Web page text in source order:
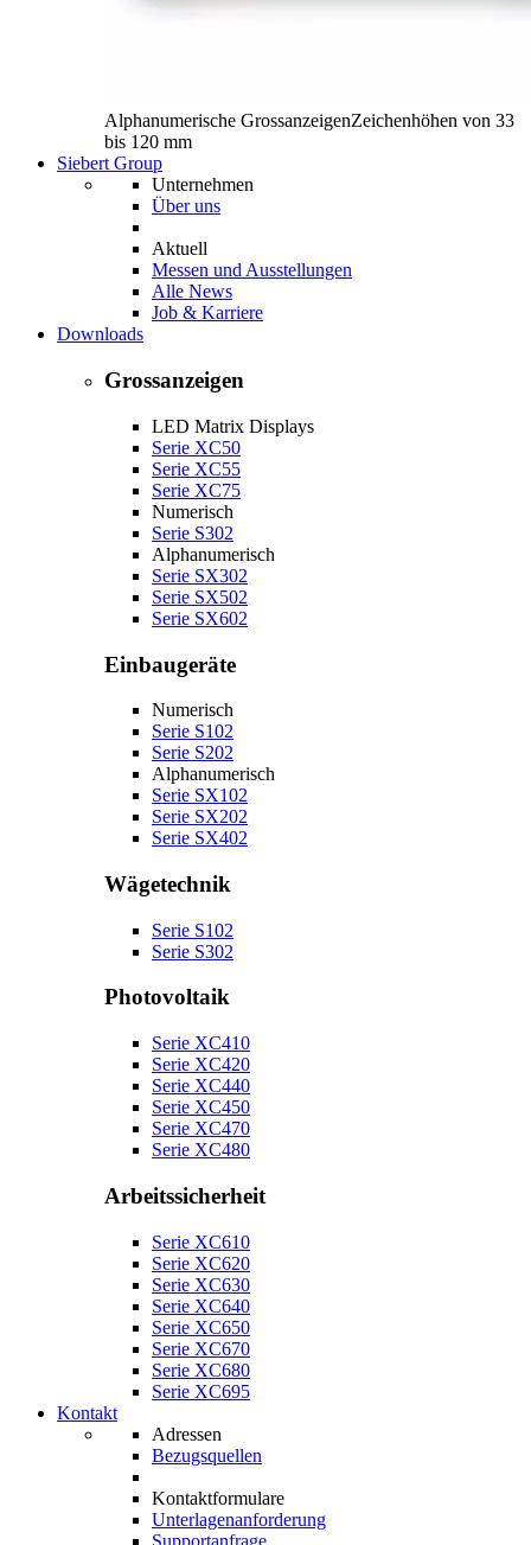
Alphanumerische GrossanzeigenZeichenhöhen von 33
bis 120 mm
Siebert Group
Unternehmen
Über uns
Aktuell
Messen und Ausstellungen
Alle News
Job & Karriere
Downloads
Grossanzeigen
LED Matrix Displays
Serie XC50
Serie XC55
Serie XC75
Numerisch
Serie S302
Alphanumerisch
Serie SX302
Serie SX502
Serie SX602
Einbaugeräte
Numerisch
Serie S102
Serie S202
Alphanumerisch
Serie SX102
Serie SX202
Serie SX402
Wägetechnik
Serie S102
Serie S302
Photovoltaik
Serie XC410
Serie XC420
Serie XC440
Serie XC450
Serie XC470
Serie XC480
Arbeitssicherheit
Serie XC610
Serie XC620
Serie XC630
Serie XC640
Serie XC650
Serie XC670
Serie XC680
Serie XC695
Kontakt
Adressen
Bezugsquellen
Kontaktformulare
Unterlagenanforderung
Supportanfrage